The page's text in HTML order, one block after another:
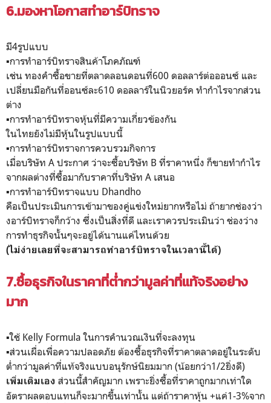
6.มองหาโอกาสทำอาร์บิทราจ
มี4รูปแบบ
▪️การทำอาร์บิทราจสินค้าโภคภัณฑ์
เช่น ทองคำซื้อขายที่ตลาดลอนดอนที่600 ดอลลาร์ต่อออนซ์ และ
เปลี่ยนมือกันที่ออนซ์ละ610 ดอลลาร์ในนิวยอร์ค ทำกำไรจากส่วน
ต่าง
▪️การทำอาร์บิทราจหุ้นที่มีความเกี่ยวข้องกัน
ในไทยยังไม่มีหุ้นในรูปแบบนี้
▪️การทำอาร์บิทราจการควบรวมกิจการ
เมื่อบริษัท A ประกาศ ว่าจะซื้อบริษัท B ที่ราคาหนึ่ง ก็ขายทำกำไร
จากผลต่างที่ซื้อมากับราคาที่บริษัท A เสนอ
▪️การทำอาร์บิทราจแบบ Dhandho
คือเป็นประเมินการเข้ามาของคู่แข่งใหม่ยากหรือไม่ ถ้ายากช่องว่า
งอาร์บิทราจก็กว้าง ซึ่งเป็นสิ่งที่ดี และเราควรประเมินว่า ช่องว่าง
การทำธุรกิจนั้นๆจะอยู่ได้นานแค่ไหนด้วย
(ไม่ง่ายเลยที่จะสามารถทำอาร์บิทราจในเวลานี้ได้)
7.ซื้อธุรกิจในราคาที่ต่ำกว่ามูลค่าที่แท้จริงอย่าง
มาก
▪️ใช้ Kelly Formula ในการคำนวณเงินที่จะลงทุน
▪️ส่วนเผื่อเพื่อความปลอดภัย ต้องซื้อธุรกิจที่ราคาตลาดอยู่ในระดับ
ต่ำกว่ามูลค่าที่แท้จริงแบบอนุรักษ์นิยมมาก (น้อยกว่า1/2ยิ่งดี)
เพิ่มเติมเอง ส่วนนี้สำคัญมาก เพราะยิ่งซื้อที่ราคาถูกมากเท่าใด
อัตราผลตอบแทนก็จะมากขึ้นเท่านั้น แต่ถ้าราคาหุ้น +แค่1-3%จาก